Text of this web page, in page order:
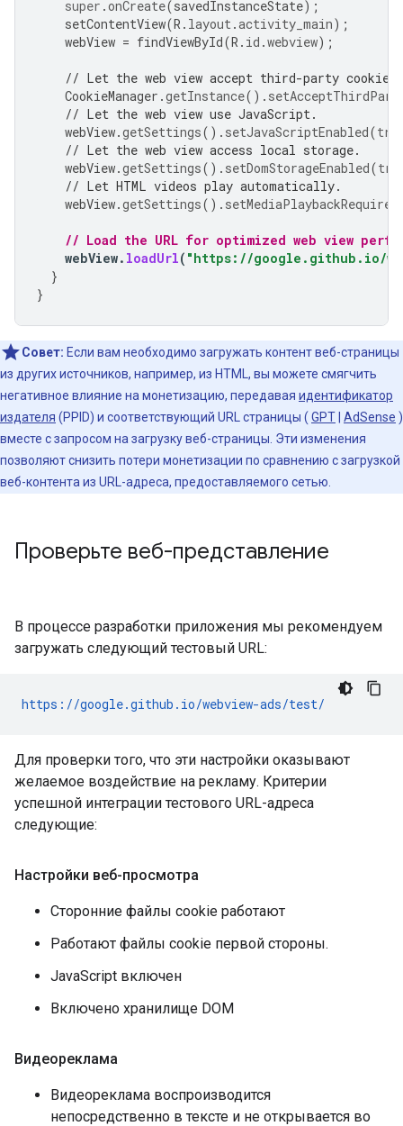
super .onCreate(savedInstanceState);
setContentView(R . layout.activity_main);
webView = findViewById(R . id .webview);
// Let the web view accept third-party cookies.
CookieManager .getInstance().
// Let the web view use JavaScript.
webView.getSettings(). setJavaScriptEnabled(
// Let the web view access local storage.
webView.getSettings(). setDomStorageEnabled(
// Let HTML videos play automatically.
webView.getSettings().
// Load the URL for optimized web view
webView. loadUrl( "https://google.github.io/
}
}
Совет: Если вам необходимо загружать контент веб-страницы
из других источников, например, из HTML, вы можете смягчить
негативное влияние на монетизацию, передавая идентификатор
издателя (PPID) и соответствующий URL страницы ( GPT AdSense )
вместе с запросом на загрузку веб-страницы. Эти изменения
позволяют снизить потери монетизации по сравнению с загрузкой
веб-контента из URL-адреса, предоставляемого сетью.
Проверьте веб-представление
В процессе разработки приложения мы рекомендуем
загружать следующий тестовый URL:
https://google.github.io/webview-ads/test/
Для проверки того, что эти настройки оказывают
желаемое воздействие на рекламу. Критерии
успешной интеграции тестового URL-адреса
следующие:
Настройки веб-просмотра
Сторонние файлы cookie работают
Работают файлы cookie первой стороны.
JavaScript включен
Включено хранилище DOM
Видеореклама
Видеореклама воспроизводится
непосредственно в тексте и не открывается во